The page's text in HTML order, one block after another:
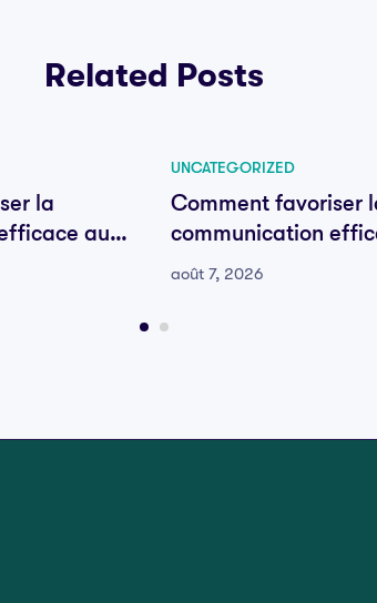
Related Posts
la
au
UNCATEGORIZED
Comment favoriser
communication
sein de votre équipe
août 7, 2026